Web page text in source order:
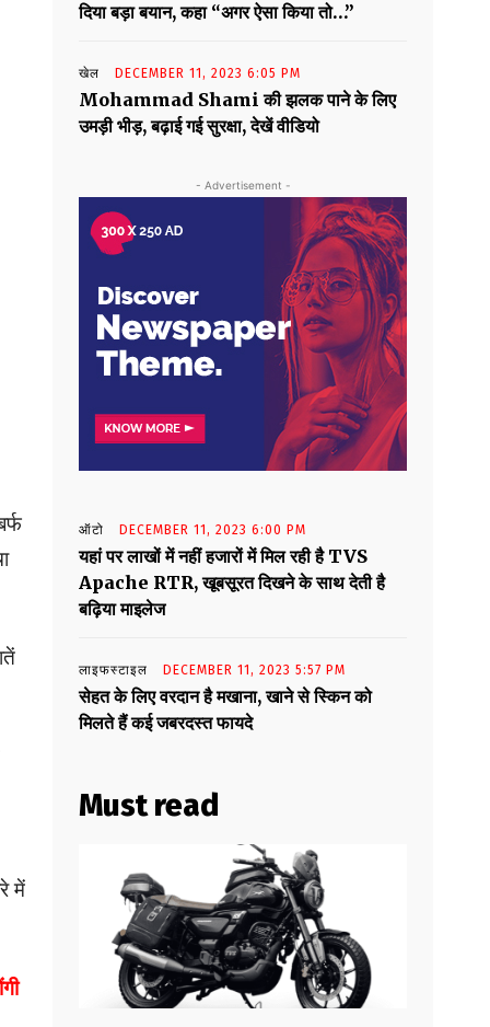
में
दिया बड़ा बयान, कहा “अगर ऐसा किया तो…”
खेल DECEMBER 11, 2023 6:05 PM
Mohammad Shami की झलक पाने के लिए
उमड़ी भीड़, बढ़ाई गई सुरक्षा, देखें वीडियो
- Advertisement -
ऑटो DECEMBER 11, 2023 6:00 PM
यहां पर लाखों में नहीं हजारों में मिल रही है TVS
Apache RTR, खूबसूरत दिखने के साथ देती है
बढ़िया माइलेज
लाइफस्टाइल DECEMBER 11, 2023 5:57 PM
सेहत के लिए वरदान है मखाना, खाने से स्किन को
मिलते हैं कई जबरदस्त फायदे
Must read